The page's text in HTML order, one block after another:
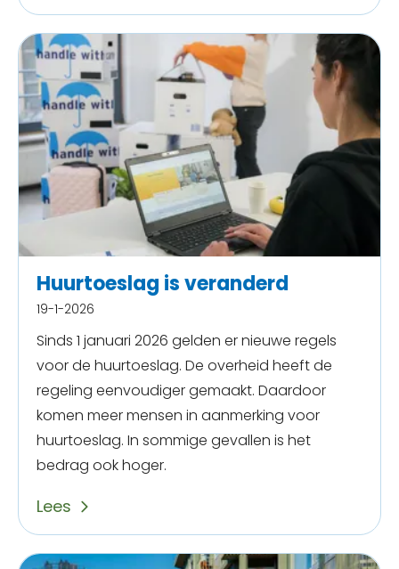
Huurtoeslag is veranderd
19-1-2026
Sinds 1 januari 2026 gelden er nieuwe regels
voor de huurtoeslag. De overheid heeft de
regeling eenvoudiger gemaakt. Daardoor
komen meer mensen in aanmerking voor
huurtoeslag. In sommige gevallen is het
bedrag ook hoger.
Lees